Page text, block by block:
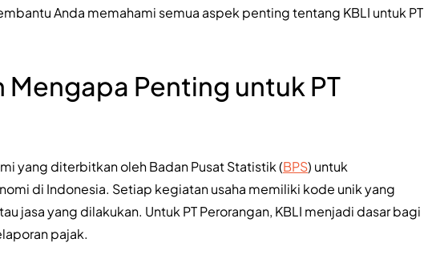
Anda memahami semua aspek penting tentang KBLI untuk PT
Mengapa Penting untuk PT
yang diterbitkan oleh Badan Pusat Statistik (BPS) untuk
di Indonesia. Setiap kegiatan usaha memiliki kode unik yang
jasa yang dilakukan. Untuk PT Perorangan, KBLI menjadi dasar bagi
pajak.